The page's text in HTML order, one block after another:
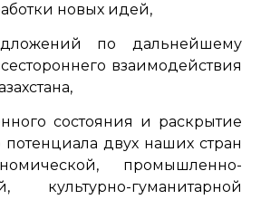
новых идей,
по дальнейшему
взаимодействия
состояния и раскрытие
потенциала двух наших стран
промышленно-
культурно-гуманитарной